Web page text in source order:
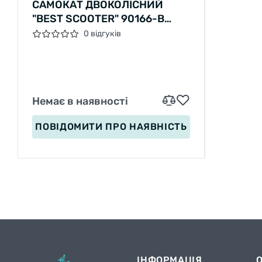
САМОКАТ ДВОКОЛІСНИЙ
"BEST SCOOTER" 90166-B
ФАРА, КОЛЕСА PU
0 відгуків
Немає в наявності
ПОВІДОМИТИ ПРО НАЯВНІСТЬ